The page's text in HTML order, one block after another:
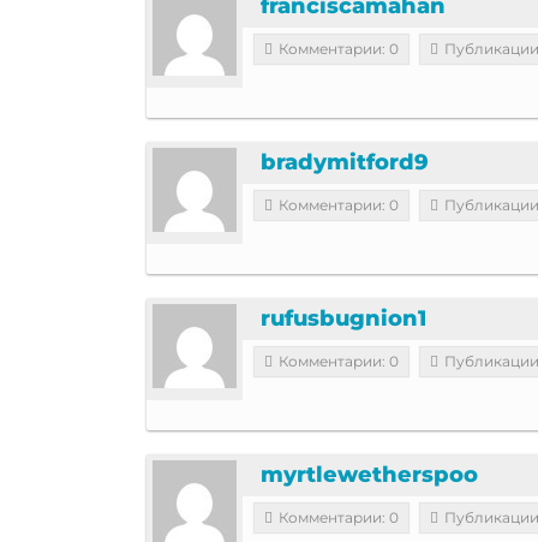
franciscamahan
Комментарии: 0
bradymitford9
Комментарии: 0
rufusbugnion1
Комментарии: 0
myrtlewetherspoo
Комментарии: 0